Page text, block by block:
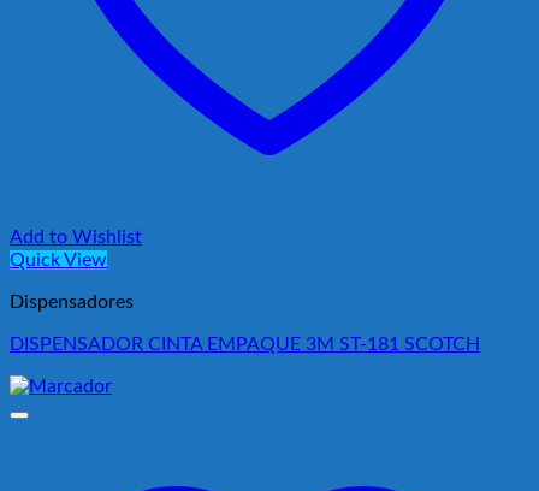
Add to Wishlist
Quick View
Dispensadores
DISPENSADOR CINTA EMPAQUE 3M ST-181 SCOTCH